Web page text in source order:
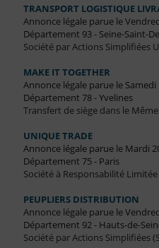
TRANSPORT LOGISTIQUE
Annonce légale parue le
Département 93 - Seine-Saint-
Société par Actions Simplifiées
MAKE IT TOGETHER
Annonce légale parue le Samedi
Département 78 - Yvelines
Transfert de siège dans le
UNIQUE TRADE
Annonce légale parue le Mardi
Département 75 - Paris
Société à Responsabilité Limitée
PEUPLIERS DISTRIBUTION
Annonce légale parue le
Département 92 - Hauts-de-
Société par Actions Simplifiées